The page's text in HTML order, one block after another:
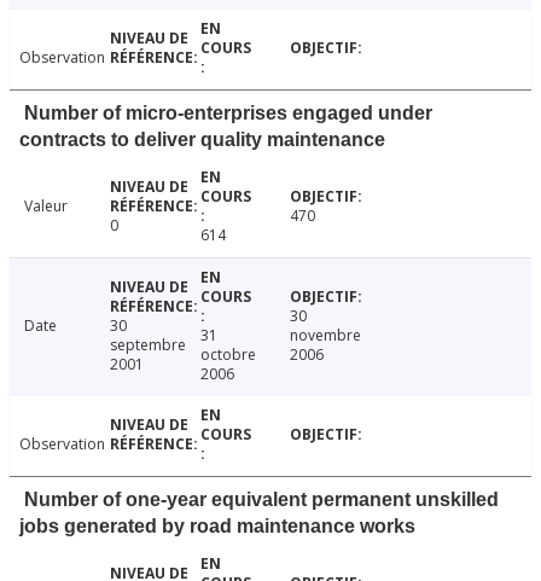
Observation
Number of micro-enterprises engaged under
contracts to deliver quality maintenance
Valeur
0
614
470
Date
30
septembre
2001
31
octobre
2006
30
novembre
2006
Observation
Number of one-year equivalent permanent unskilled
jobs generated by road maintenance works